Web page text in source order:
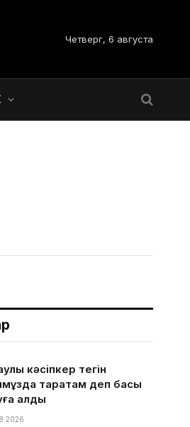
Четверг, 6 августа
кәсіпкер тегін
таратам деп басы
қалды